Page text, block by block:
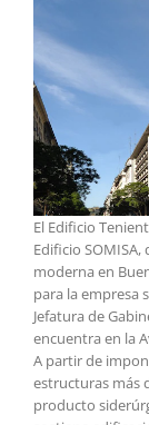
El Edificio
Edificio
moderna en
para la empresa
Jefatura de
encuentra en la
A partir de
estructuras más
producto